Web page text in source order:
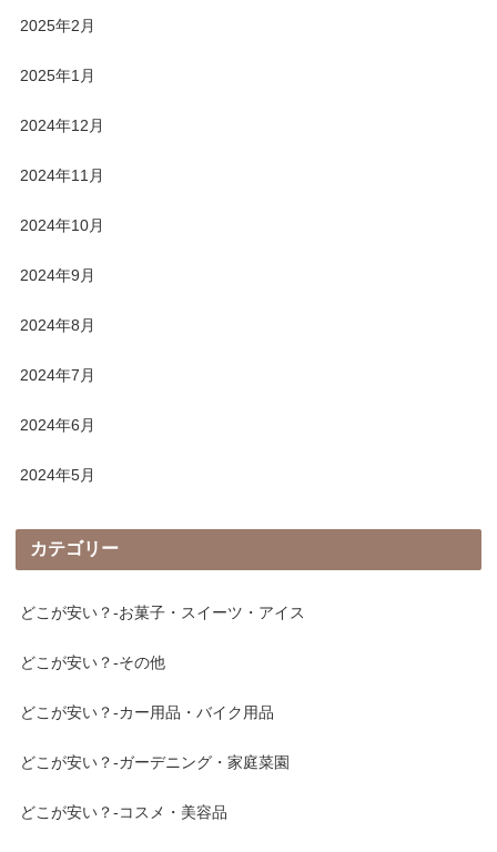
2025年2月
2025年1月
2024年12月
2024年11月
2024年10月
2024年9月
2024年8月
2024年7月
2024年6月
2024年5月
カテゴリー
どこが安い？-お菓子・スイーツ・アイス
どこが安い？-その他
どこが安い？-カー用品・バイク用品
どこが安い？-ガーデニング・家庭菜園
どこが安い？-コスメ・美容品